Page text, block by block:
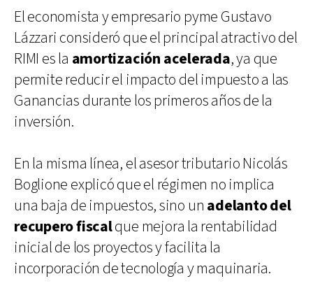
El economista y empresario pyme Gustavo
Lázzari consideró que el principal atractivo del
RIMI es la amortización acelerada, ya que
permite reducir el impacto del impuesto a las
Ganancias durante los primeros años de la
inversión.
En la misma línea, el asesor tributario Nicolás
Boglione explicó que el régimen no implica
una baja de impuestos, sino un adelanto del
recupero fiscalque mejora la rentabilidad
inicial de los proyectos y facilita la
incorporación de tecnología y maquinaria.